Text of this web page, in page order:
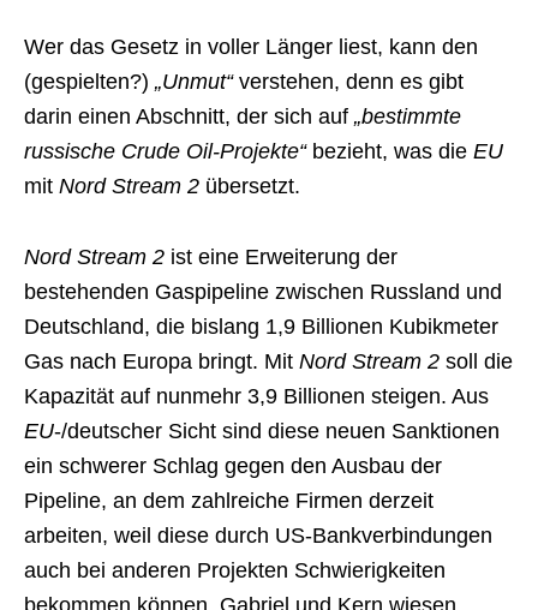
Wer das Gesetz in voller Länger liest, kann den
(gespielten?) „Unmut“verstehen, denn es gibt
darin einen Abschnitt, der sich auf „bestimmte
russische Crude Oil-Projekte“bezieht, was die EU
mit Nord Stream 2 übersetzt.
Nord Stream 2 ist eine Erweiterung der
bestehenden Gaspipeline zwischen Russland und
Deutschland, die bislang 1,9 Billionen Kubikmeter
Gas nach Europa bringt. Mit Nord Stream 2 soll die
Kapazität auf nunmehr 3,9 Billionen steigen. Aus
EU-/deutscher Sicht sind diese neuen Sanktionen
ein schwerer Schlag gegen den Ausbau der
Pipeline, an dem zahlreiche Firmen derzeit
arbeiten, weil diese durch US-Bankverbindungen
auch bei anderen Projekten Schwierigkeiten
bekommen können. Gabriel und Kern wiesen